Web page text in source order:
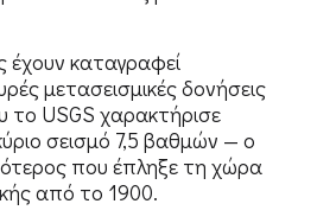
καταγραφεί
μετασεισμικές δονήσεις
USGS χαρακτήρισε
σεισμό 7,5 βαθμών — ο
που έπληξε τη χώρα
από το 1900.